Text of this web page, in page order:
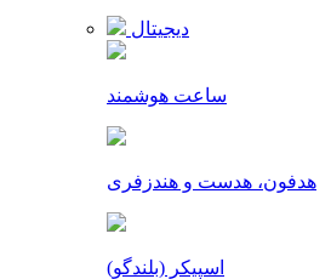
دیجیتال
ساعت هوشمند
هدفون، هدست و هندزفری
اسپیکر (بلندگو)